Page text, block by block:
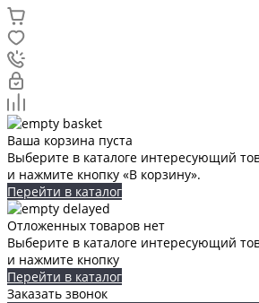
Ваша корзина пуста
Выберите в каталоге интересующий
и нажмите кнопку «В корзину».
Перейти в каталог
Отложенных товаров нет
Выберите в каталоге интересующий
и нажмите кнопку
Перейти в каталог
Заказать звонок